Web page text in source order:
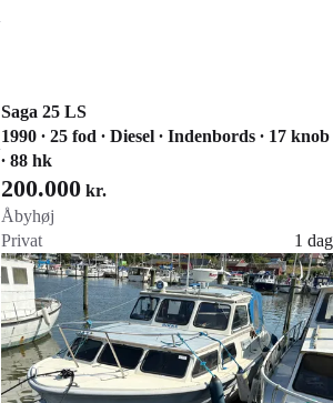
Saga 25 LS
1990 ∙ 25 fod ∙ Diesel ∙ Indenbords ∙ 17 knob
∙ 88 hk
200.000 kr.
Åbyhøj
Privat
1 dag
Føj til favoritter
Gå til annoncen